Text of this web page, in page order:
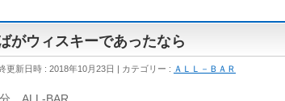
がウィスキーであったなら
更新日時 : 2018年10月23日 カテゴリー : ＡＬＬ－ＢＡＲ